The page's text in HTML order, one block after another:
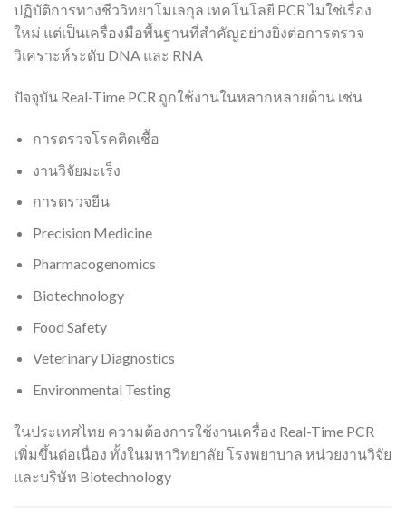
ปฏิบัติการทางชีววิทยาโมเลกุล เทคโนโลยี PCR ไม่ใช่เรื่อง
ใหม่ แต่เป็นเครื่องมือพื้นฐานที่สำคัญอย่างยิ่งต่อการตรวจ
วิเคราะห์ระดับ DNA และ RNA
ปัจจุบัน Real-Time PCR ถูกใช้งานในหลากหลายด้าน เช่น
การตรวจโรคติดเชื้อ
งานวิจัยมะเร็ง
การตรวจยีน
Precision Medicine
Pharmacogenomics
Biotechnology
Food Safety
Veterinary Diagnostics
Environmental Testing
ในประเทศไทย ความต้องการใช้งานเครื่อง Real-Time PCR
เพิ่มขึ้นต่อเนื่อง ทั้งในมหาวิทยาลัย โรงพยาบาล หน่วยงานวิจัย
และบริษัท Biotechnology